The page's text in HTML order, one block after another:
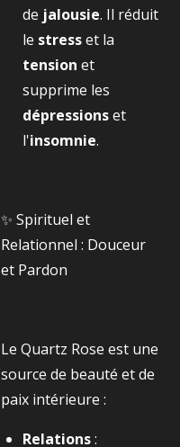
de jalousie. Il réduit
le stresset la
tension et
supprime les
dépressionset
l'insomnie.
✨ Spirituel et
Relationnel : Douceur
et Pardon
Le Quartz Rose est une
source de beauté et de
paix intérieure :
Relations: